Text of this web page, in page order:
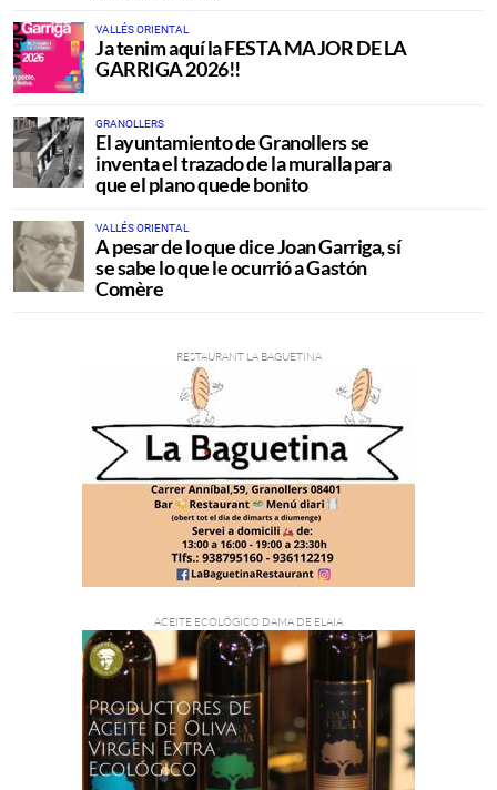
VALLÉS ORIENTAL
Ja tenim aquí la FESTA MAJOR DE LA
GARRIGA 2026!!
GRANOLLERS
El ayuntamiento de Granollers se
inventa el trazado de la muralla para
que el plano quede bonito
VALLÉS ORIENTAL
A pesar de lo que dice Joan Garriga, sí
se sabe lo que le ocurrió a Gastón
Comère